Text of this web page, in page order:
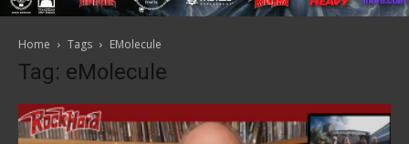
Home Tags EMolecule
Tag: eMolecule